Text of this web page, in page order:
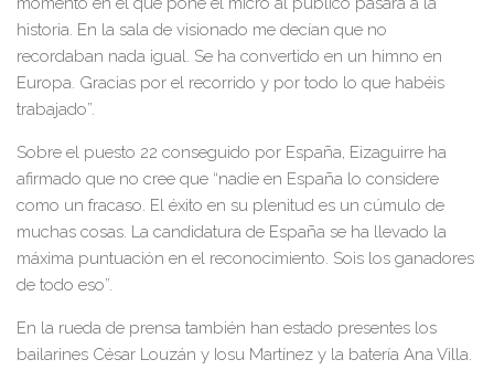
historia. En la sala de visionado me decían que no
recordaban nada igual. Se ha convertido en un himno en
Europa. Gracias por el recorrido y por todo lo que habéis
trabajado”.
Sobre el puesto 22 conseguido por España, Eizaguirre ha
afirmado que no cree que “nadie en España lo considere
como un fracaso. El éxito en su plenitud es un cúmulo de
muchas cosas. La candidatura de España se ha llevado la
máxima puntuación en el reconocimiento. Sois los ganadores
de todo eso”.
En la rueda de prensa también han estado presentes los
bailarines César Louzán y Iosu Martínez y la batería Ana Villa.